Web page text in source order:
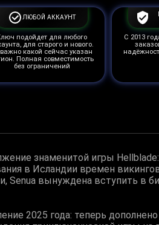
ЛЮБОЙ АККАУНТ
подойдет для любого
для старого и нового.
какой сейчас указан
Полная совместимость
без ограничений
С 2013
знаменитой игры
в Исландии времен
Senua вынуждена вступить в
2025 года: теперь